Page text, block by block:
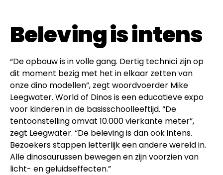
Beleving is intens
“De opbouw is in volle gang. Dertig technici zijn op
dit moment bezig met het in elkaar zetten van
onze dino modellen”, zegt woordvoerder Mike
Leegwater. World of Dinos is een educatieve expo
voor kinderen in de basisschoolleeftijd. “De
tentoonstelling omvat 10.000 vierkante meter”,
zegt Leegwater. “De beleving is dan ook intens.
Bezoekers stappen letterlijk een andere wereld in.
Alle dinosaurussen bewegen en zijn voorzien van
licht- en geluidseffecten.”